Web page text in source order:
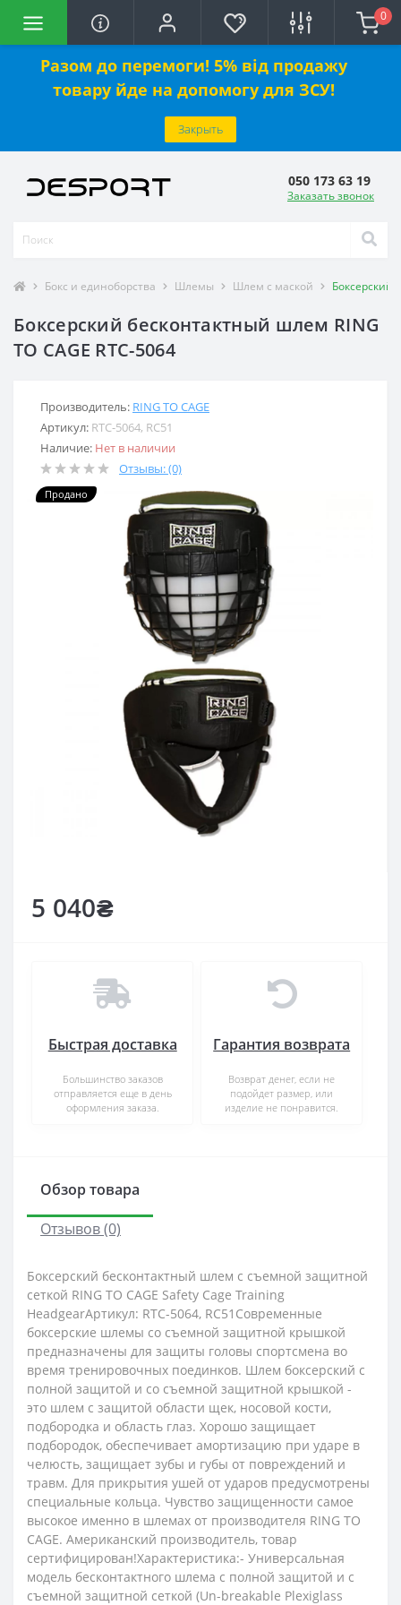
Разом до перемоги! 5% від продажу
товару йде на допомогу для ЗСУ!
Закрыть
0
050 173 63 19
Заказать звонок
Бокс и единоборства Шлемы Шлем с маской Боксерский
Боксерский бесконтактный шлем RING
TO CAGE RTC-5064
Производитель: RING TO CAGE
Артикул: RTC-5064, RC51
Наличие: Нет в наличии
Отзывы: (0)
Продано
5 040₴
Быстрая доставка
Большинство заказов
отправляется еще в день
оформления заказа.
Гарантия возврата
Возврат денег, если не
подойдет размер, или
изделие не понравится.
Обзор товара
Отзывов (0)
Боксерский бесконтактный шлем с съемной защитной
сеткой RING TO CAGE Safety Cage Training
HeadgearАртикул: RTC-5064, RC51Современные
боксерские шлемы со съемной защитной крышкой
предназначены для защиты головы спортсмена во
время тренировочных поединков. Шлем боксерский с
полной защитой и со съемной защитной крышкой -
это шлем с защитой области щек, носовой кости,
подбородка и область глаз. Хорошо защищает
подбородок, обеспечивает амортизацию при ударе в
челюсть, защищает зубы и губы от повреждений и
травм. Для прикрытия ушей от ударов предусмотрены
специальные кольца. Чувство защищенности самое
высокое именно в шлемах от производителя RING TO
CAGE. Американский производитель, товар
сертифицирован!Характеристика:- Универсальная
модель бесконтактного шлема с полной защитой и с
съемной защитной сеткой (Un-breakable Plexiglass